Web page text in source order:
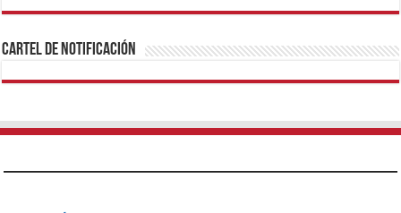
1xbetBetturkeyBetistKralbetSupertotobetTipobetMatadorbetMariobet
https://mvbcasino.com/
Cartel de Notificación